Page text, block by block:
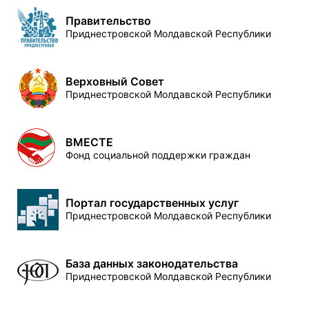
Правительство
Приднестровской Молдавской Республики
Верховный Совет
Приднестровской Молдавской Республики
ВМЕСТЕ
Фонд социальной поддержки граждан
Портал государственных услуг
Приднестровской Молдавской Республики
База данных законодательства
Приднестровской Молдавской Республики